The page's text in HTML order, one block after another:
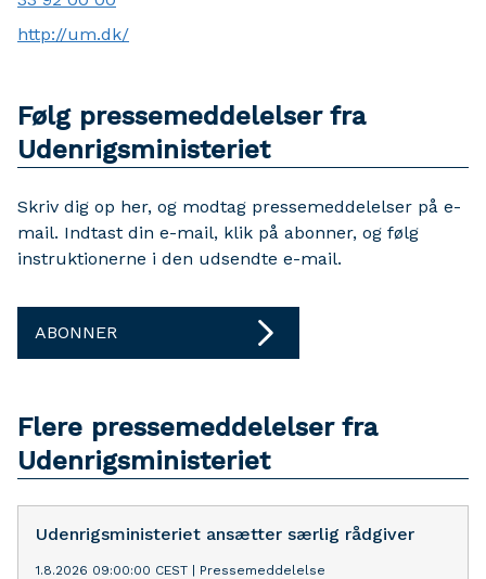
http://um.dk/
Følg pressemeddelelser fra
Udenrigsministeriet
Skriv dig op her, og modtag pressemeddelelser på e-
mail. Indtast din e-mail, klik på abonner, og følg
instruktionerne i den udsendte e-mail.
ABONNER
Flere pressemeddelelser fra
Udenrigsministeriet
Udenrigsministeriet ansætter særlig rådgiver
1.8.2026 09:00:00 CEST Pressemeddelelse